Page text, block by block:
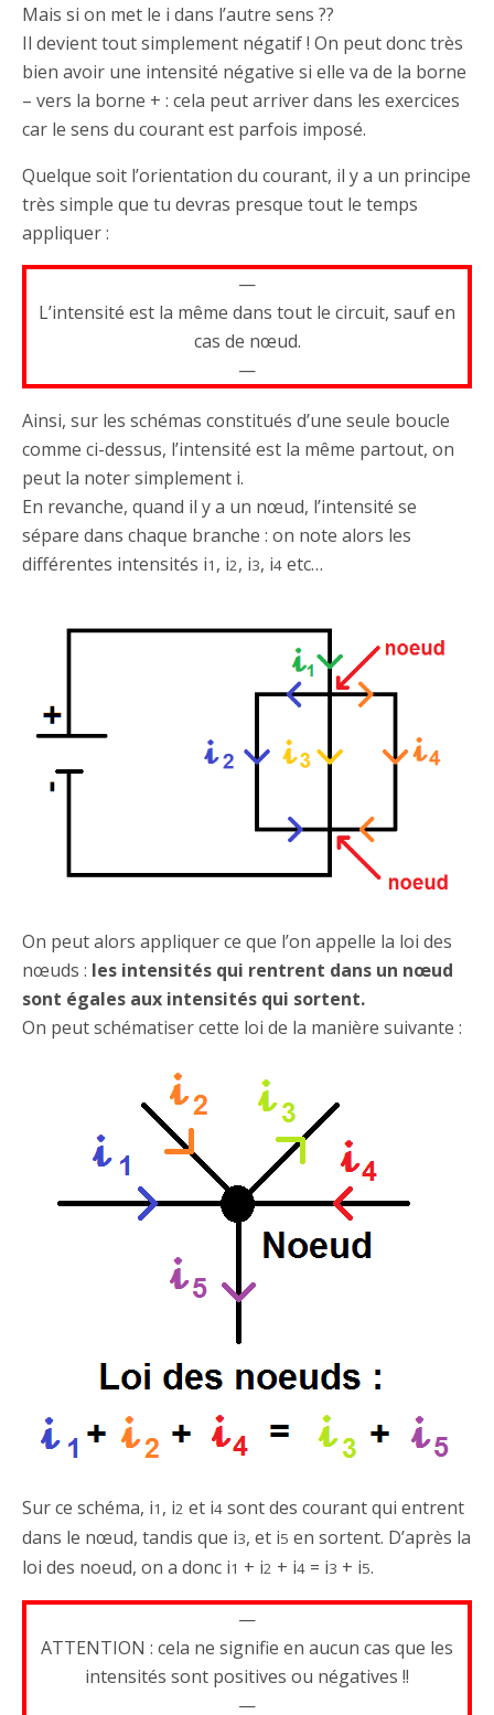
Mais si on met le i dans l’autre sens ??
Il devient tout simplement négatif ! On peut donc très
bien avoir une intensité négative si elle va de la borne
– vers la borne + : cela peut arriver dans les exercices
car le sens du courant est parfois imposé.
Quelque soit l’orientation du courant, il y a un principe
très simple que tu devras presque tout le temps
appliquer :
—
L’intensité est la même dans tout le circuit, sauf en
cas de nœud.
—
Ainsi, sur les schémas constitués d’une seule boucle
comme ci-dessus, l’intensité est la même partout, on
peut la noter simplement i.
En revanche, quand il y a un nœud, l’intensité se
sépare dans chaque branche : on note alors les
différentes intensités i1 , i2, i3, i4 etc…
On peut alors appliquer ce que l’on appelle la loi des
nœuds : les intensités qui rentrent dans un nœud
sont égales aux intensités qui sortent.
On peut schématiser cette loi de la manière suivante :
Sur ce schéma, i1 , i2 et i4 sont des courant qui entrent
dans le nœud, tandis que i3, et i5 en sortent. D’après la
loi des noeud, on a donc i1 + i2 + i4 = i3 + i5.
—
ATTENTION : cela ne signifie en aucun cas que les
intensités sont positives ou négatives !!
—